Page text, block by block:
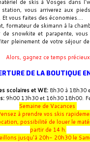
de skis à Vosges dans
station, vous arriverez aux
vous faites des économies....
formateur de skimann à la
de snowkite et parapente,
pleinement de votre séjour
Alors, gagnez ce temps précieux
DE LA BOUTIQUE
scolaires et WE: 8h30 à 18h30
9h00 13h30 et 16h30 18h00.
Semaine de Vacances
à prendre vos skis
possibilité de louer le
partir de 14 h.
jusqu'à 20h- 20h30 le